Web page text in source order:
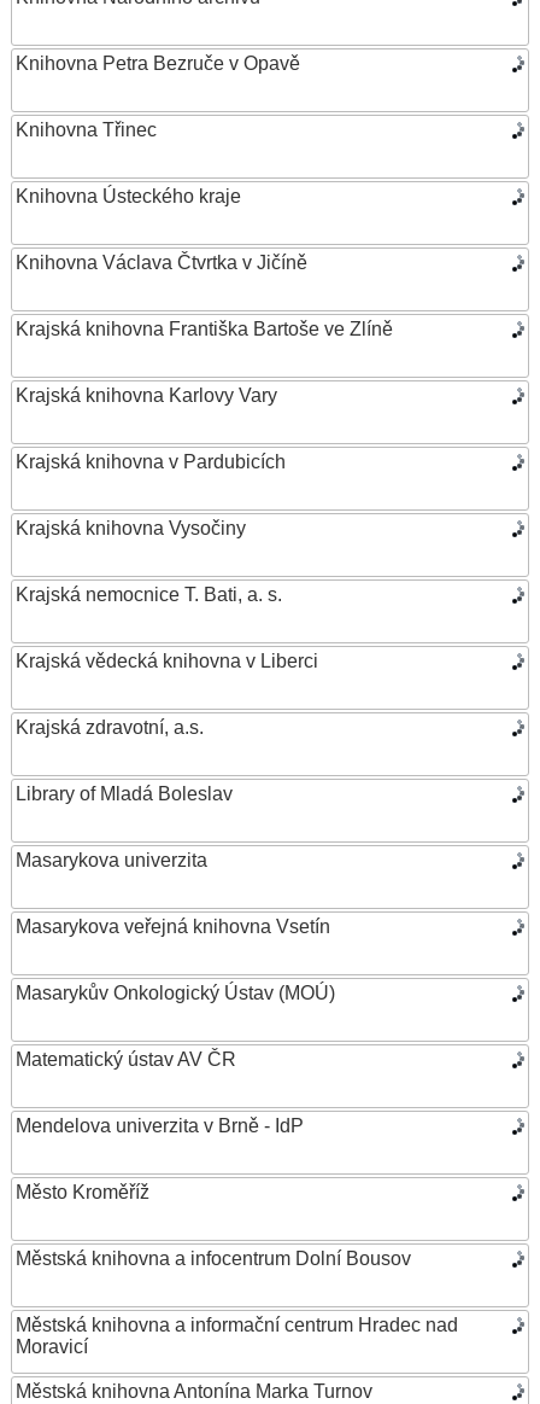
Knihovna Petra Bezruče v Opavě
Knihovna Třinec
Knihovna Ústeckého kraje
Knihovna Václava Čtvrtka v Jičíně
Krajská knihovna Františka Bartoše ve Zlíně
Krajská knihovna Karlovy Vary
Krajská knihovna v Pardubicích
Krajská knihovna Vysočiny
Krajská nemocnice T. Bati, a. s.
Krajská vědecká knihovna v Liberci
Krajská zdravotní, a.s.
Library of Mladá Boleslav
Masarykova univerzita
Masarykova veřejná knihovna Vsetín
Masarykův Onkologický Ústav (MOÚ)
Matematický ústav AV ČR
Mendelova univerzita v Brně - IdP
Město Kroměříž
Městská knihovna a infocentrum Dolní Bousov
Městská knihovna a informační centrum Hradec nad
Moravicí
Městská knihovna Antonína Marka Turnov